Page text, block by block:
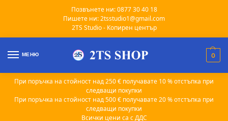
Позвънете ни: 0877 30 40 18
Пишете ни: 2tsstudio1@gmail.com
2TS Studio - Копирен център
МЕНЮ 0
При поръчка на стойност над 250 € получавате 10 % отстъпка при
следващи покупки
При поръчка на стойност над 500 € получавате 20 % отстъпка при
следващи покупки
Всички цени са с ДДС